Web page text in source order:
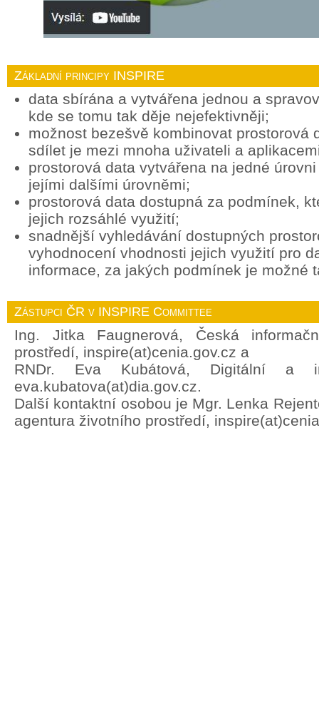
Základní principy INSPIRE
data sbírána a vytvářena jednou a
kde se tomu tak děje nejefektivněji;
možnost bezešvě kombinovat prostorová
sdílet je mezi mnoha uživateli a
prostorová data vytvářena na jedné
jejími dalšími úrovněmi;
prostorová data dostupná za podmínek,
jejich rozsáhlé využití;
snadnější vyhledávání dostupných
vyhodnocení vhodnosti jejich využití pro
informace, za jakých podmínek je možné
Zástupci ČR v INSPIRE Committee
Ing. Jitka Faugnerová, Česká
prostředí, inspire(at)cenia.gov.cz a
RNDr. Eva Kubátová, Digitální a
eva.kubatova(at)dia.gov.cz.
Další kontaktní osobou je Mgr. Lenka
agentura životního prostředí,